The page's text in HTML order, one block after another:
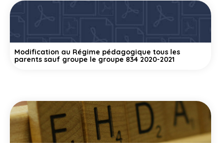
Modification au Régime pédagogique tous les
parents sauf groupe le groupe 834 2020-2021